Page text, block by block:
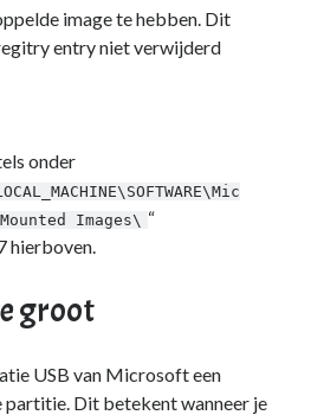
image te hebben. Dit
entry niet verwijderd
onder
Images\ “
hierboven.
groot
USB van Microsoft een
Dit betekent wanneer je